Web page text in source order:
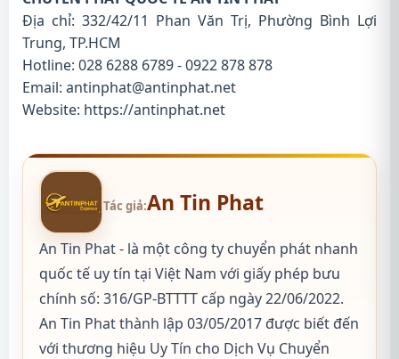
Địa chỉ: 332/42/11 Phan Văn Trị, Phường Bình Lợi
Trung, TP.HCM
Hotline: 028 6288 6789 - 0922 878 878
Email: antinphat@antinphat.net
Website: https://antinphat.net
Tác giả:An Tin Phat
An Tin Phat - là một công ty chuyển phát nhanh
quốc tế uy tín tại Việt Nam với giấy phép bưu
chính số: 316/GP-BTTTT cấp ngày 22/06/2022.
An Tin Phat thành lập 03/05/2017 được biết đến
với thương hiệu Uy Tín cho Dịch Vụ Chuyển